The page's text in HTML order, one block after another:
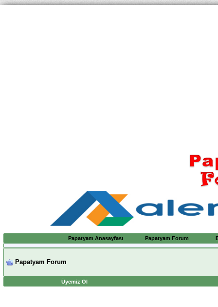
Papatyam Anasayfası Papatyam Forum
Papatyam Forum
Üyemiz Ol